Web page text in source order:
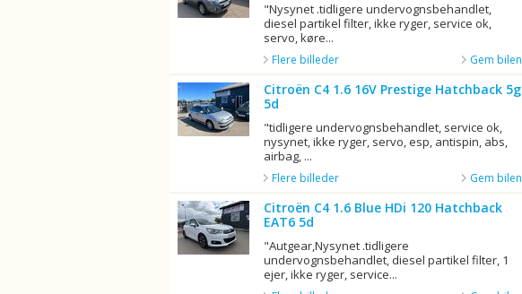
"Nysynet .tidligere undervognsbehandlet,
diesel partikel filter, ikke ryger, service ok,
servo, køre...
Gem bilen
Flere billeder
Citroën C4 1.6 16V Prestige Hatchback 5g
5d
"tidligere undervognsbehandlet, service ok,
nysynet, ikke ryger, servo, esp, antispin, abs,
airbag, ...
Gem bilen
Flere billeder
Citroën C4 1.6 Blue HDi 120 Hatchback
EAT6 5d
"Autgear,Nysynet .tidligere
undervognsbehandlet, diesel partikel filter, 1
ejer, ikke ryger, service...